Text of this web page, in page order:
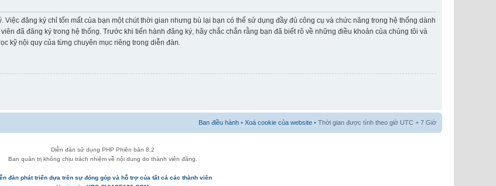
đăng ký chỉ tốn mất của bạn một chút thời gian nhưng bù lại bạn có thể sử dụng đầy đủ công cụ và chức năng trong hệ thống dành
đã đăng ký trong hệ thống. Trước khi tiến hành đăng ký, hãy chắc chắn rằng bạn đã biết rõ về những điều khoản của chúng tôi và
kỹ nội quy của từng chuyên mục riêng trong diễn đàn.
Ban điều hành • Xoá cookie của website • Thời gian được tính theo giờ UTC + 7 Giờ
Diễn đàn sử dụng PHP Phiên bản 8.2
Ban quản trị không chịu trách nhiệm về nội dung do thành viên đăng.
đàn phát triển dựa trên sự đóng góp và hỗ trợ của tất cả các thành viên